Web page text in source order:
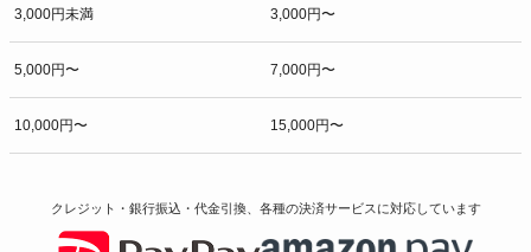
3,000円未満 3,000円〜
5,000円〜 7,000円〜
10,000円〜 15,000円〜
クレジット・銀行振込・代金引換、各種の決済サービスに対応しています